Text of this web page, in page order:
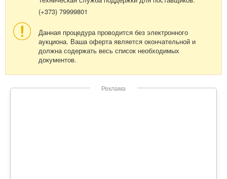
(+373) 79999801
Данная процедура проводится без электронного
аукциона. Ваша оферта является окончательной и
должна содержать весь список необходимых
документов.
Реклама